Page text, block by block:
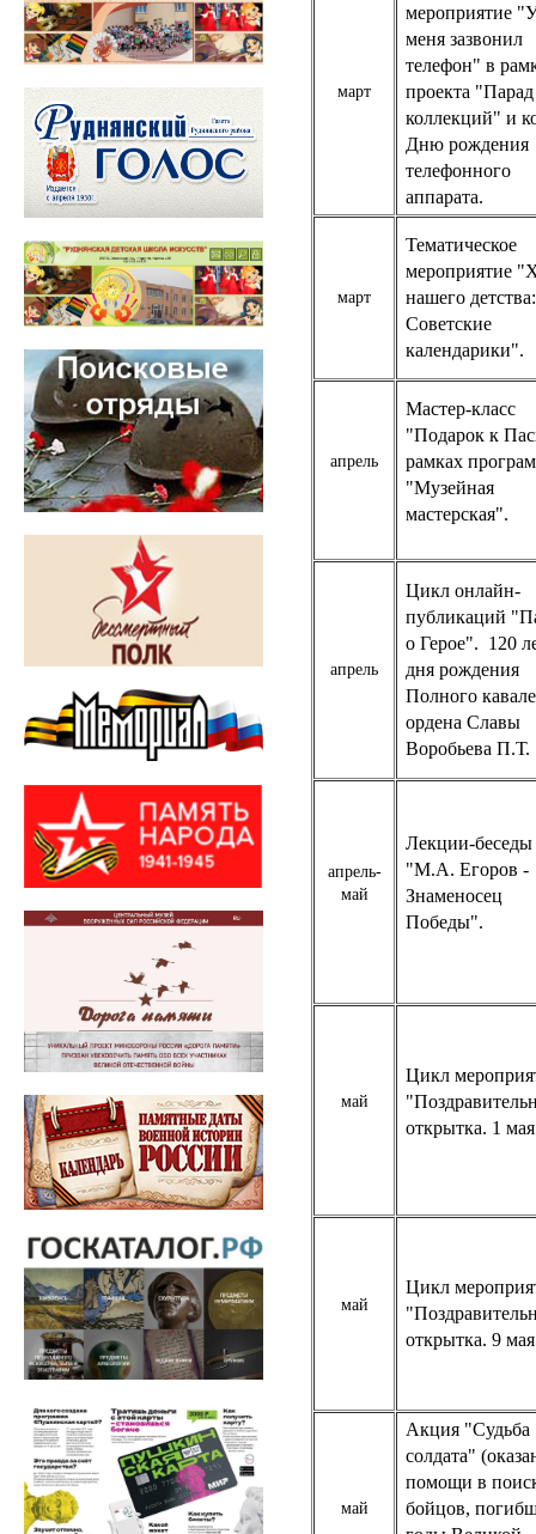
март
мероприятие
меня зазвонил
телефон" в
проекта "Парад
коллекций" и
Дню рождения
телефонного
аппарата.
март
Тематическое
мероприятие
нашего детства:
Советские
календарики".
апрель
Мастер-класс
"Подарок к
рамках
"Музейная
мастерская".
апрель
Цикл онлайн-
публикаций
о Герое". 120
дня рождения
Полного
ордена Славы
Воробьева П.Т.
апрель-
май
Лекции-беседы
"М.А. Егоров -
Знаменосец
Победы".
май
Цикл
открытка. 1
май
Цикл
открытка. 9
май
Акция "Судьба
солдата"
помощи в
бойцов,